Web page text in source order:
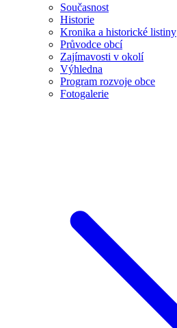
Současnost
Historie
Kronika a historické listiny
Průvodce obcí
Zajímavosti v okolí
Výhledna
Program rozvoje obce
Fotogalerie